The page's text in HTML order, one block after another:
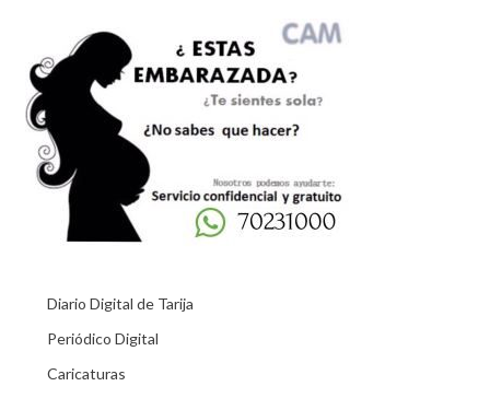
Diario Digital de Tarija
Periódico Digital
Caricaturas